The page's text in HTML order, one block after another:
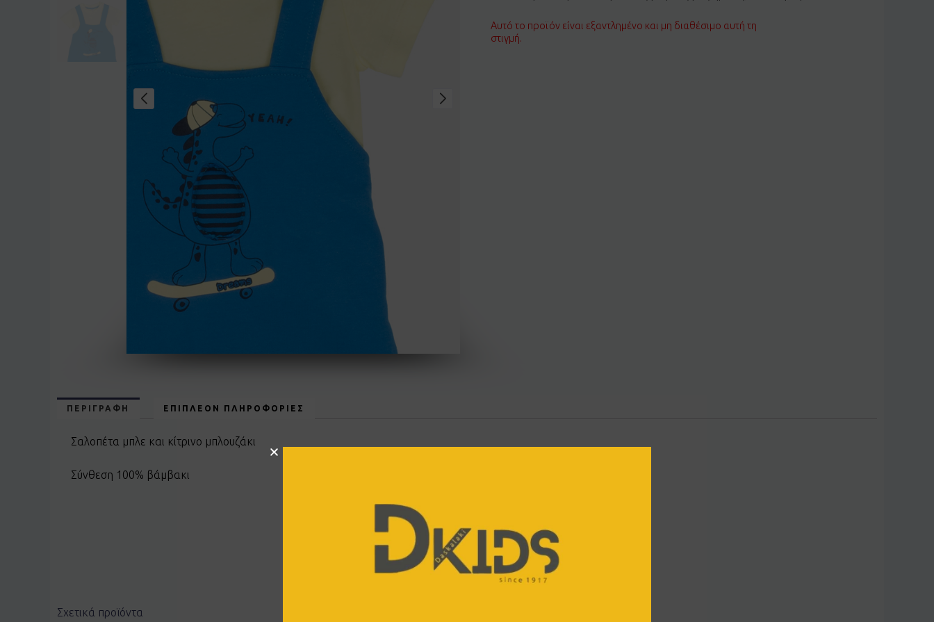
Αυτό το προϊόν είναι εξαντλημένο και μη διαθέσιμο αυτή τη
στιγμή.
ΠΕΡΙΓΡΑΦΉ ΕΠΙΠΛΈΟΝ ΠΛΗΡΟΦΟΡΊΕΣ
Σαλοπέτα μπλε και κίτρινο μπλουζάκι
Σύνθεση 100% βάμβακι
Σχετικά προϊόντα